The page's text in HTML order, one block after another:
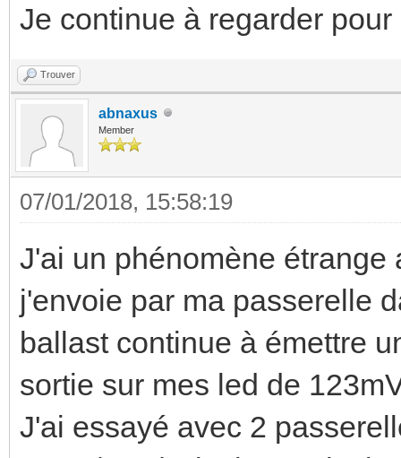
Je continue à regarder
Trouver
abnaxus
Member
07/01/2018, 15:58:19
J'ai un phénomène
j'envoie par ma passerelle
ballast continue à émettre
sortie sur mes led de
J'ai essayé avec 2